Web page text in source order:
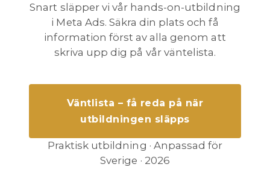
Snart släpper vi vår hands-on-utbildning
i Meta Ads. Säkra din plats och få
information först av alla genom att
skriva upp dig på vår väntelista.
Väntlista – få reda på när
utbildningen släpps
Praktisk utbildning · Anpassad för
Sverige · 2026